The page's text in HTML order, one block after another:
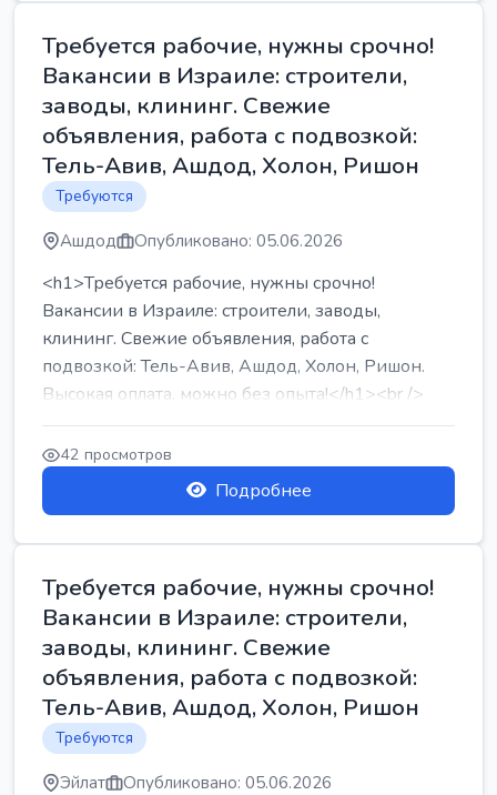
Требуется рабочие, нужны срочно!
Вакансии в Израиле: строители,
заводы, клининг. Свежие
объявления, работа с подвозкой:
Тель-Авив, Ашдод, Холон, Ришон
Требуются
Ашдод Опубликовано: 05.06.2026
<h1>Требуется рабочие, нужны срочно!
Вакансии в Израиле: строители, заводы,
клининг. Свежие объявления, работа с
подвозкой: Тель-Авив, Ашдод, Холон, Ришон.
Высокая оплата, можно без опыта!</h1><br />
...
42 просмотров
Подробнее
Требуется рабочие, нужны срочно!
Вакансии в Израиле: строители,
заводы, клининг. Свежие
объявления, работа с подвозкой:
Тель-Авив, Ашдод, Холон, Ришон
Требуются
Эйлат Опубликовано: 05.06.2026